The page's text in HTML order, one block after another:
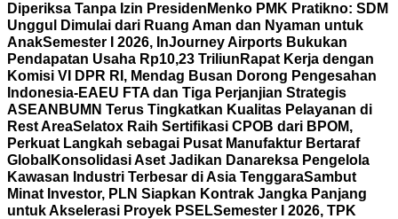
Diperiksa Tanpa Izin Presiden Menko PMK Pratikno: SDM
Unggul Dimulai dari Ruang Aman dan Nyaman untuk
AnakSemester I 2026, InJourney Airports Bukukan
Pendapatan Usaha Rp10,23 Triliun Rapat Kerja dengan
Komisi VI DPR RI, Mendag Busan Dorong Pengesahan
Indonesia-EAEU FTA dan Tiga Perjanjian Strategis
ASEAN BUMN Terus Tingkatkan Kualitas Pelayanan di
Rest AreaSelatox Raih Sertifikasi CPOB dari BPOM,
Perkuat Langkah sebagai Pusat Manufaktur Bertaraf
Global Konsolidasi Aset Jadikan Danareksa Pengelola
Kawasan Industri Terbesar di Asia TenggaraSambut
Minat Investor, PLN Siapkan Kontrak Jangka Panjang
untuk Akselerasi Proyek PSELSemester I 2026, TPK